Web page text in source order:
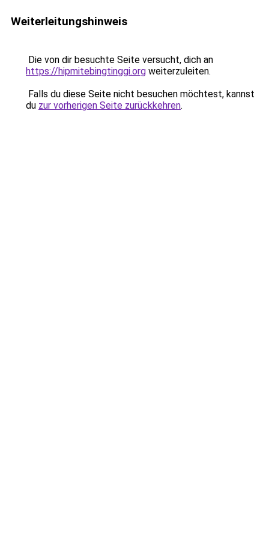
Weiterleitungshinweis
Die von dir besuchte Seite versucht, dich an
https://hipmitebingtinggi.org weiterzuleiten.
Falls du diese Seite nicht besuchen möchtest, kannst
du zur vorherigen Seite zurückkehren.